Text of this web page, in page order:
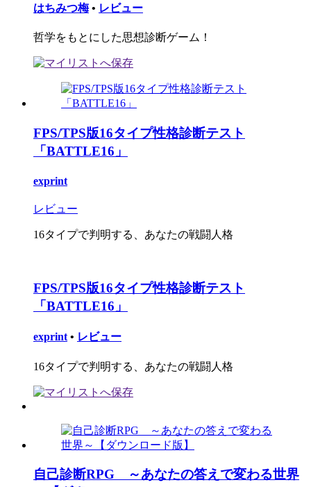
はちみつ梅 • レビュー
哲学をもとにした思想診断ゲーム！
FPS/TPS版16タイプ性格診断テスト
「BATTLE16」
exprint
レビュー
16タイプで判明する、あなたの戦闘人格
FPS/TPS版16タイプ性格診断テスト
「BATTLE16」
exprint • レビュー
16タイプで判明する、あなたの戦闘人格
自己診断RPG ～あなたの答えで変わる世界